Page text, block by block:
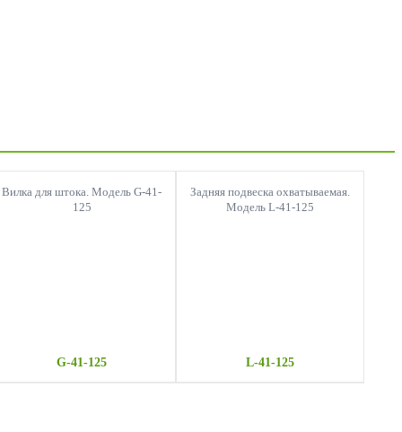
Вилка для штока. Модель G-41-
125
G-41-125
Задняя подвеска охватываемая.
Модель L-41-125
L-41-125